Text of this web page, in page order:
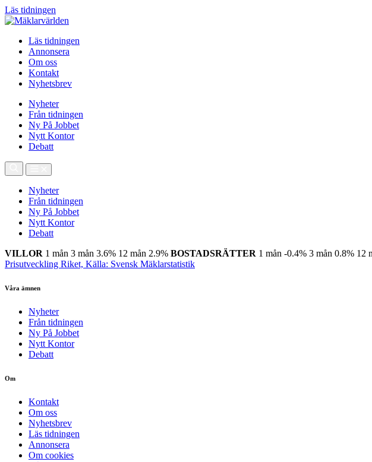
Läs tidningen
Läs tidningen
Annonsera
Om oss
Kontakt
Nyhetsbrev
Nyheter
Från tidningen
Ny På Jobbet
Nytt Kontor
Debatt
Nyheter
Från tidningen
Ny På Jobbet
Nytt Kontor
Debatt
VILLOR 1 mån 3 mån 3.6% 12 mån 2.9% BOSTADSRÄTTER 1 mån -0.4% 3 mån 0.8% 12
Prisutveckling Riket, Källa: Svensk Mäklarstatistik
Våra ämnen
Nyheter
Från tidningen
Ny På Jobbet
Nytt Kontor
Debatt
Om
Kontakt
Om oss
Nyhetsbrev
Läs tidningen
Annonsera
Om cookies